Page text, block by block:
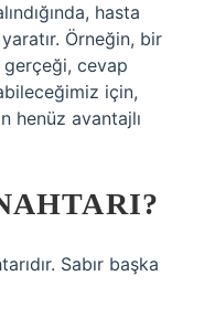
hasta
Örneğin, bir
gerçeği, cevap
için,
henüz avantajlı
Sabır başka